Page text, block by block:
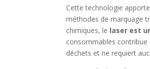
Cette technologie
méthodes de marquage
chimiques, le laser est
consommables contribue
déchets et ne requiert